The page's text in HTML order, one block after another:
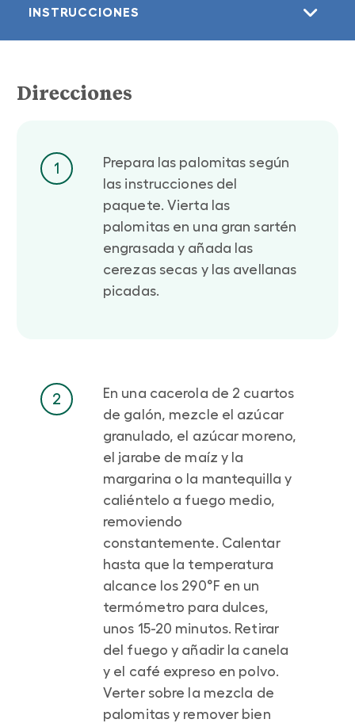
INSTRUCCIONES
Direcciones
1
Prepara las palomitas según
las instrucciones del
paquete. Vierta las
palomitas en una gran sartén
engrasada y añada las
cerezas secas y las avellanas
picadas.
2
En una cacerola de 2 cuartos
de galón, mezcle el azúcar
granulado, el azúcar moreno,
el jarabe de maíz y la
margarina o la mantequilla y
caliéntelo a fuego medio,
removiendo
constantemente. Calentar
hasta que la temperatura
alcance los 290°F en un
termómetro para dulces,
unos 15-20 minutos. Retirar
del fuego y añadir la canela
y el café expreso en polvo.
Verter sobre la mezcla de
palomitas y remover bien